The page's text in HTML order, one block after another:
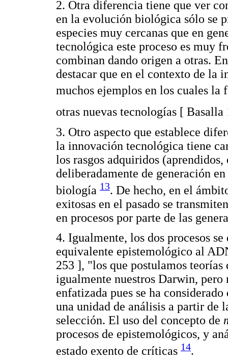
2. Otra diferencia tiene que ver
en la evolución biológica sólo se
especies muy cercanas que en
tecnológica este proceso es muy
combinan dando origen a otras.
destacar que en el contexto de la
muchos ejemplos en los cuales la
otras nuevas tecnologías [
3. Otro aspecto que establece
la innovación tecnológica tiene
los rasgos adquiridos
deliberadamente de generación
biología 13. De hecho, en el
exitosas en el pasado se
en procesos por parte de las
4. Igualmente, los dos procesos
equivalente epistemológico al
253 ], "los que postulamos
igualmente nuestros Darwin,
enfatizada pues se ha
una unidad de análisis a partir de
selección. El uso del concepto de
procesos de epistemológicos, y
estado exento de críticas 14.